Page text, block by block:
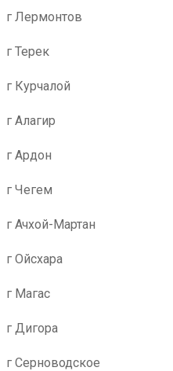
г Лермонтов
г Терек
г Курчалой
г Алагир
г Ардон
г Чегем
г Ачхой-Мартан
г Ойсхара
г Магас
г Дигора
г Серноводское